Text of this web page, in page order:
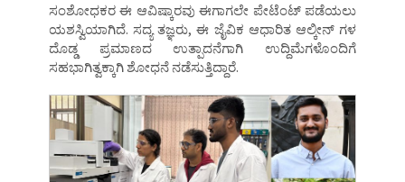
ಸಂಶೋಧಕರ ಈ ಆವಿಷ್ಕಾರವು ಈಗಾಗಲೇ ಪೇಟೆಂಟ್ ಪಡೆಯಲು
ಯಶಸ್ವಿಯಾಗಿದೆ. ಸದ್ಯ ತಜ್ಞರು, ಈ ಜೈವಿಕ ಆಧಾರಿತ ಆಲ್ಕೀನ್ ಗಳ
ದೊಡ್ಡ ಪ್ರಮಾಣದ ಉತ್ಪಾದನೆಗಾಗಿ ಉದ್ದಿಮೆಗಳೊಂದಿಗೆ
ಸಹಭಾಗಿತ್ವಕ್ಕಾಗಿ ಶೋಧನೆ ನಡೆಸುತ್ತಿದ್ದಾರೆ.